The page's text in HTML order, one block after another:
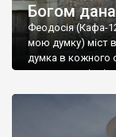
Богом
Феодосія (Кафа-
мою думку) міст
думка в кожного
запрошую